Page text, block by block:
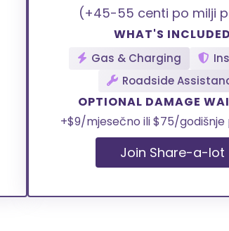
(+45-55 centi po milji
WHAT'S INCLUDED
Gas & Charging
Roadside
OPTIONAL DAMAGE
+$9/mjesečno ili $75/godišnje
Join Share-a-lot